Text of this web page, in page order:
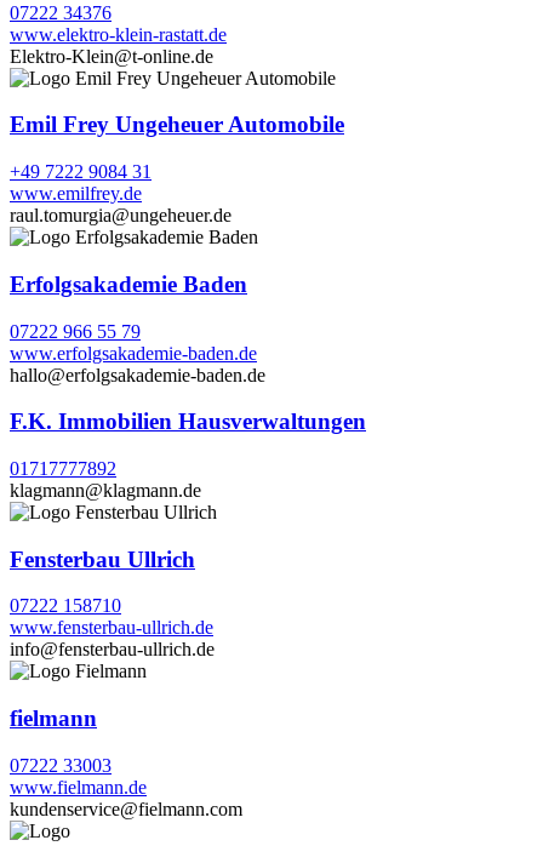
07222 34376
www.elektro-klein-rastatt.de
Elektro-Klein@t-online.de
Emil Frey Ungeheuer Automobile
+49 7222 9084 31
www.emilfrey.de
raul.tomurgia@ungeheuer.de
Erfolgsakademie Baden
07222 966 55 79
www.erfolgsakademie-baden.de
hallo@erfolgsakademie-baden.de
F.K. Immobilien Hausverwaltungen
01717777892
klagmann@klagmann.de
Fensterbau Ullrich
07222 158710
www.fensterbau-ullrich.de
info@fensterbau-ullrich.de
fielmann
07222 33003
www.fielmann.de
kundenservice@fielmann.com